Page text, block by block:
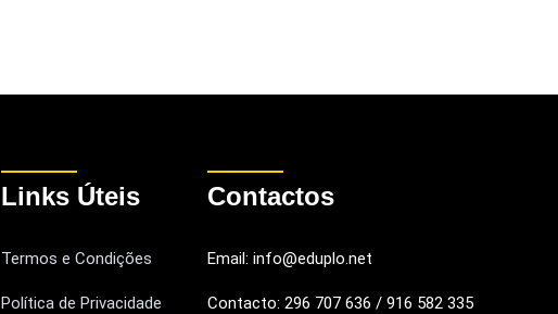
Links Úteis
Termos e Condições
Política de Privacidade
Contactos
Email: info@eduplo.net
Contacto: 296 707 636 / 916 582 335